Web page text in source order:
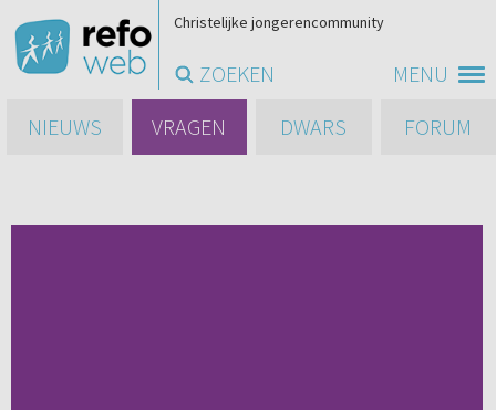
MENU
Christelijke jongerencommunity
ZOEKEN
NIEUWS
VRAGEN DWARS FORUM